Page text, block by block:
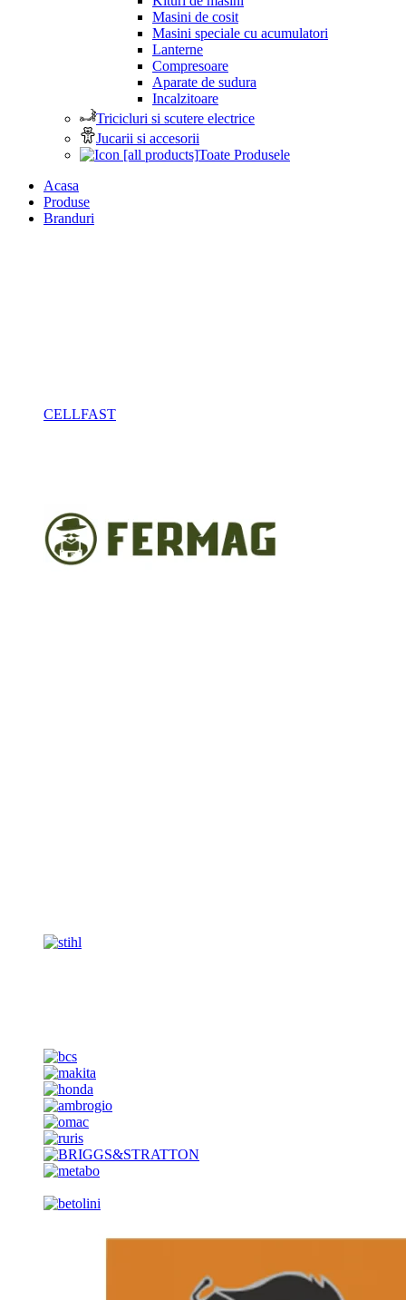
Masini de cosit
Masini speciale cu acumulatori
Lanterne
Compresoare
Aparate de sudura
Incalzitoare
Tricicluri si scutere electrice
Jucarii si accesorii
Toate Produsele
Acasa
Produse
Branduri
CELLFAST